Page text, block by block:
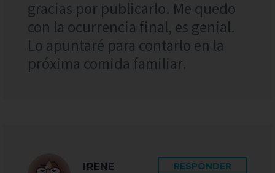
gracias por publicarlo. Me quedo
con la ocurrencia final, es genial.
Lo apuntaré para contarlo en la
próxima comida familiar.
IRENE RESPONDER